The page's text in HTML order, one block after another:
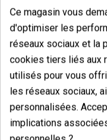
Système de
Dents
Fermeture
Nettoyage
Poids réduit
Design: 6
Saiyan, Dragon
Dragon Shenron.
Ce magasin vous
d'optimiser les
réseaux sociaux et la
cookies tiers liés aux
utilisés pour vous
les réseaux sociaux,
personnalisées.
implications